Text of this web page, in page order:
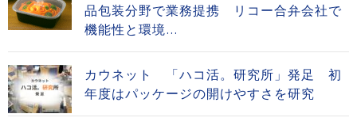
品包装分野で業務提携 リコー合弁会社で
機能性と環境...
カウネット 「ハコ活。研究所」発足 初
年度はパッケージの開けやすさを研究